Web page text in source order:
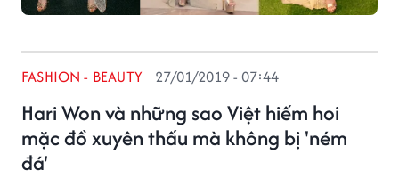
Hari Won và những sao Việt hiếm hoi
mặc đồ xuyên thấu mà không bị 'ném
đá'
FASHION - BEAUTY 27/01/2019 - 07:44